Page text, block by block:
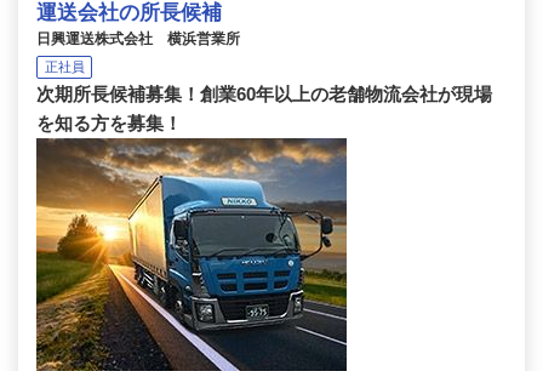
運送会社の所長候補
日興運送株式会社 横浜営業所
正社員
次期所長候補募集！創業60年以上の老舗物流会社が現場
を知る方を募集！